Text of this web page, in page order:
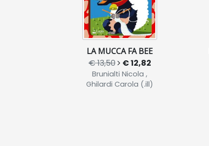
LA MUCCA FA BEE
€ 13,50 € 12,82
Brunialti Nicola ,
Ghilardi Carola (.ill)